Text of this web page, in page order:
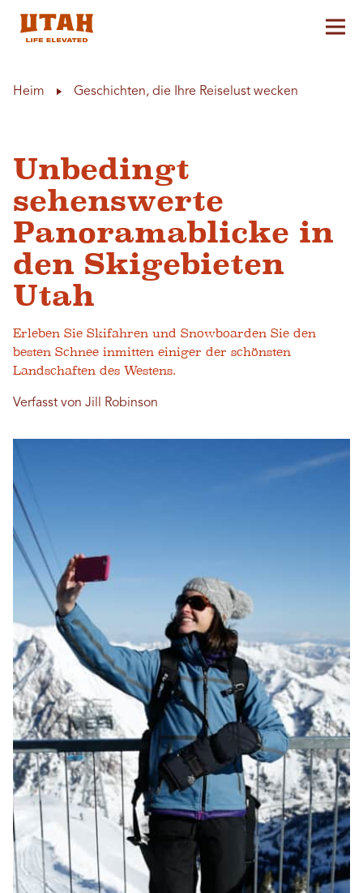
Heim Geschichten, die Ihre Reiselust wecken
Unbedingt
sehenswerte
Panoramablicke in
den Skigebieten
Utah
Erleben Sie Skifahren und Snowboarden Sie den
besten Schnee inmitten einiger der schönsten
Landschaften des Westens.
Verfasst von Jill Robinson